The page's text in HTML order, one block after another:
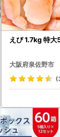
えび 1.7kg 特
大阪府泉佐野市